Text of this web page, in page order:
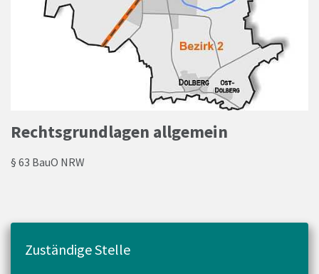
Rechtsgrundlagen allgemein
§ 63 BauO NRW
Zuständige Stelle